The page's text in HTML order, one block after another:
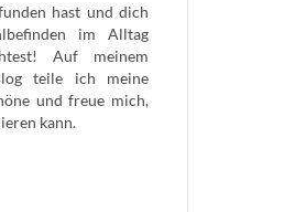
hast und dich
im Alltag
Auf meinem
teile ich meine
und freue mich,
kann.